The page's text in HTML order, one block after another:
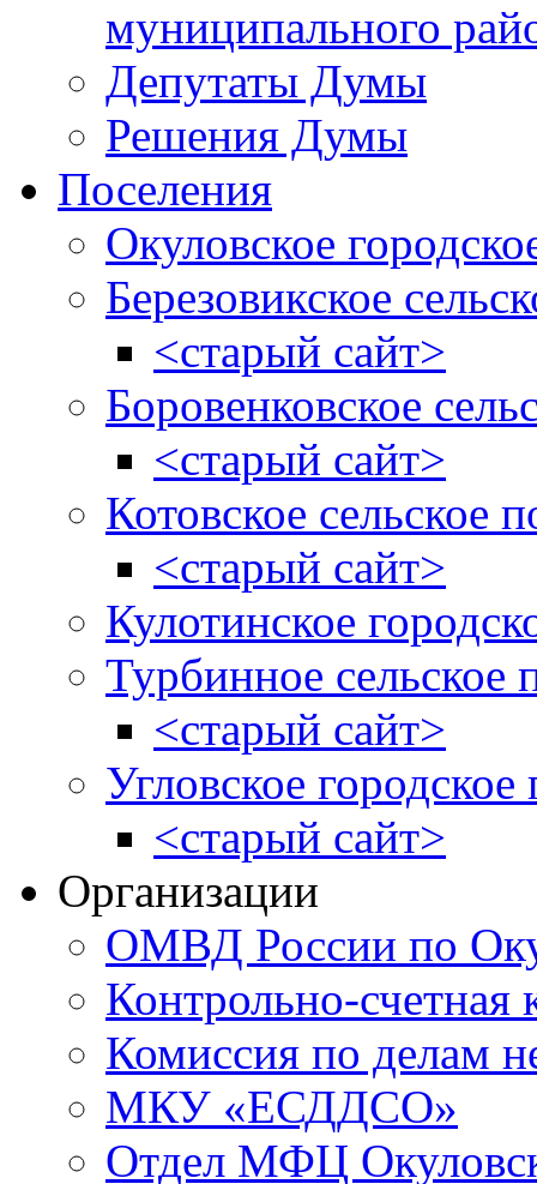
муниципального
Депутаты Думы
Решения Думы
Поселения
Окуловское
Березовикское
<старый сайт>
Боровенковское
<старый сайт>
Котовское сельское
<старый сайт>
Кулотинское
Турбинное сельское
<старый сайт>
Угловское городское
<старый сайт>
Организации
ОМВД России по
Контрольно-счетная
Комиссия по делам
МКУ «ЕСДДСО»
Отдел МФЦ